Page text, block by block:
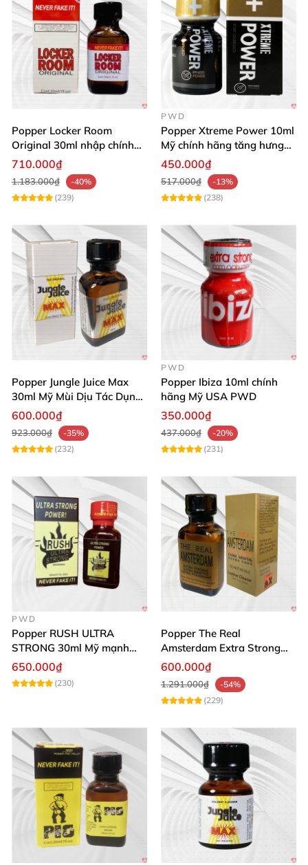
Popper Locker Room
Original 30ml nhập chính
hãng cảm giác cổ điển
710.000₫
1.183.000₫
-40%
(239)
PWD
Popper Xtreme Power 10ml
Mỹ chính hãng tăng hưng
phấn
450.000₫
517.000₫
-13%
(238)
Popper Jungle Juice Max
30ml Mỹ Mùi Dịu Tác Dụng
Nhanh Lâu Mê Mẩn
600.000₫
923.000₫
-35%
(232)
PWD
Popper Ibiza 10ml chính
hãng Mỹ USA PWD
350.000₫
437.000₫
-20%
(231)
PWD
Popper RUSH ULTRA
STRONG 30ml Mỹ mạnh
nhất kích thích cực phê
650.000₫
(230)
Popper The Real
Amsterdam Extra Strong
30ml
600.000₫
1.291.000₫
-54%
(229)